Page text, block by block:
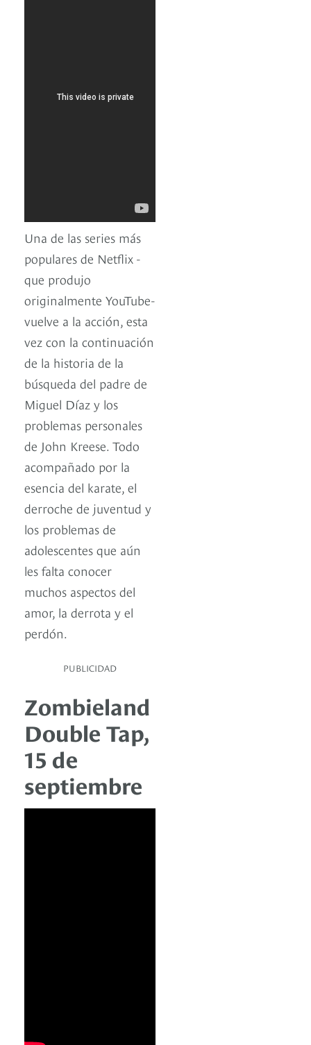
Una de las series más
populares de Netflix -
que produjo
originalmente YouTube-
vuelve a la acción, esta
vez con la continuación
de la historia de la
búsqueda del padre de
Miguel Díaz y los
problemas personales
de John Kreese. Todo
acompañado por la
esencia del karate, el
derroche de juventud y
los problemas de
adolescentes que aún
les falta conocer
muchos aspectos del
amor, la derrota y el
perdón.
PUBLICIDAD
Zombieland
Double Tap,
15 de
septiembre